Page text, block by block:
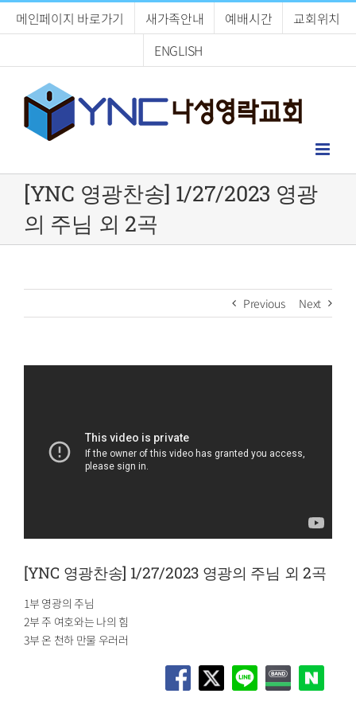
메인페이지 바로가기 새가족안내 예배시간
교회위치
ENGLISH
[YNC 영광찬송] 1/27/2023 영광
의 주님 외 2곡
Previous Next
[YNC 영광찬송] 1/27/2023 영광의 주님 외 2곡
1부 영광의 주님
2부 주 여호와는 나의 힘
3부 온 천하 만물 우러러